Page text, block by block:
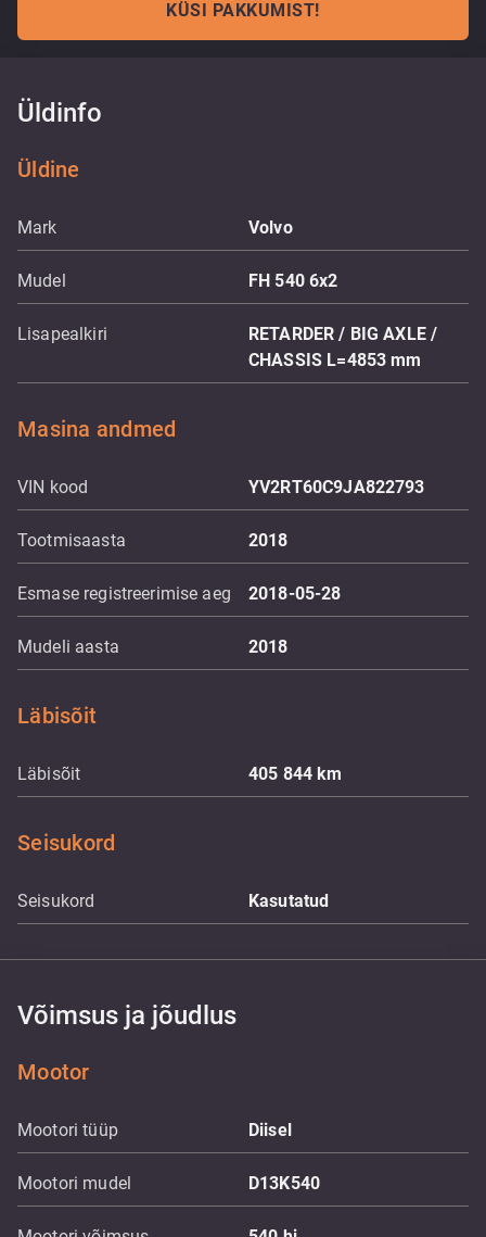
KÜSI PAKKUMIST!
Üldinfo
Üldine
Mark Volvo
Mudel FH 540 6x2
Lisapealkiri
RETARDER / BIG AXLE /
CHASSIS L=4853 mm
Masina andmed
VIN kood YV2RT60C9JA822793
Tootmisaasta 2018
Esmase registreerimise aeg 2018-05-28
Mudeli aasta 2018
Läbisõit
Läbisõit 405 844km
Seisukord
Seisukord Kasutatud
Võimsus ja jõudlus
Mootor
Mootori tüüp Diisel
Mootori mudel D13K540